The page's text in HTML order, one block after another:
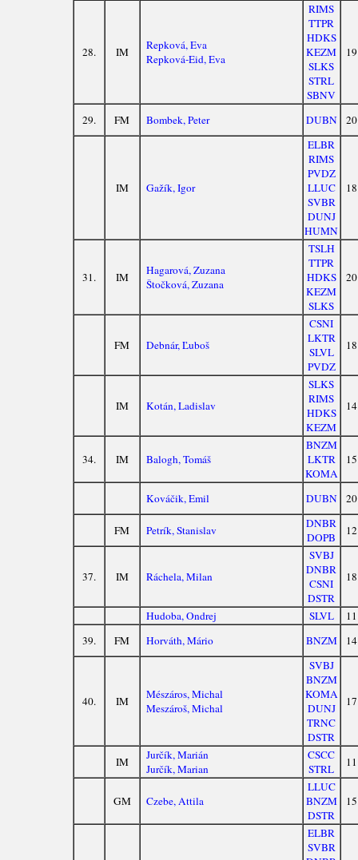
28. IM
Repková, Eva
Repková-Eid, Eva
RIMS
TTPR
HDKS
KEZM
SLKS
STRL
SBNV
19
29. FM Bombek, Peter DUBN 20
IM Gažík, Igor
ELBR
RIMS
PVDZ
LLUC
SVBR
DUNJ
HUMN
18
31. IM
Hagarová, Zuzana
Štočková, Zuzana
TSLH
TTPR
HDKS
KEZM
SLKS
20
FM Debnár, Ľuboš
CSNI
LKTR
SLVL
PVDZ
18
IM Kotán, Ladislav
SLKS
RIMS
HDKS
KEZM
14
34. IM Balogh, Tomáš
BNZM
LKTR
KOMA
15
Kováčik, Emil DUBN 20
FM Petrík, Stanislav
DNBR
DOPB
12
37. IM Ráchela, Milan
SVBJ
DNBR
CSNI
DSTR
18
Hudoba, Ondrej SLVL
11
39.
FM Horváth, Mário BNZM 14
40. IM
Mészáros, Michal
Meszároš, Michal
SVBJ
BNZM
KOMA
DUNJ
TRNC
DSTR
17
IM
Jurčík, Marián
Jurčík, Marian
CSCC
STRL
11
GM Czebe, Attila
LLUC
BNZM
DSTR
15
ELBR
SVBR